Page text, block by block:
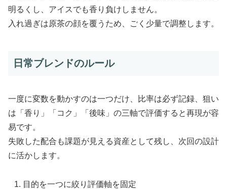
明るくし、アイスでも香り負けしません。
入れ過ぎは原茶の顔を覆うため、ごく少量で調整します。
日常ブレンドのルール
一度に変数を動かすのは一つだけ、比率は必ず記録、狙い
は「香り」「コク」「後味」の三軸で評価すると再現が容
易です。
失敗した配合も課題が見える資産として残し、次回の設計
に活かします。
目的を一つに絞り評価軸を固定